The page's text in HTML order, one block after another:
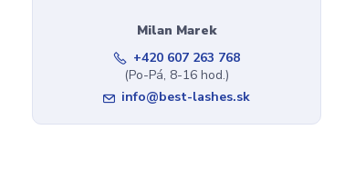
Milan Marek
+420 607 263 768
(Po-Pá, 8-16 hod.)
info@best-lashes.sk